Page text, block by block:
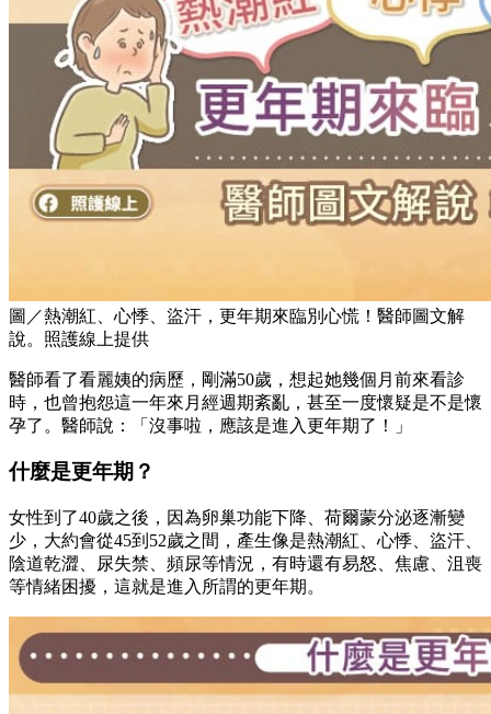
圖／熱潮紅、心悸、盜汗，更年期來臨別心慌！醫師圖文解
說。照護線上提供
醫師看了看麗姨的病歷，剛滿50歲，想起她幾個月前來看診
時，也曾抱怨這一年來月經週期紊亂，甚至一度懷疑是不是懷
孕了。醫師說：「沒事啦，應該是進入更年期了！」
什麼是更年期？
女性到了40歲之後，因為卵巢功能下降、荷爾蒙分泌逐漸變
少，大約會從45到52歲之間，產生像是熱潮紅、心悸、盜汗、
陰道乾澀、尿失禁、頻尿等情況，有時還有易怒、焦慮、沮喪
等情緒困擾，這就是進入所謂的更年期。